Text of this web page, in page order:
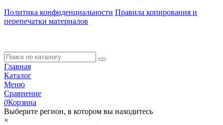
Политика конфиденциальности Правила копирования и
перепечатки материалов
Главная
Каталог
Меню
Сравнение
0Корзина
Выберите регион, в котором вы находитесь
×